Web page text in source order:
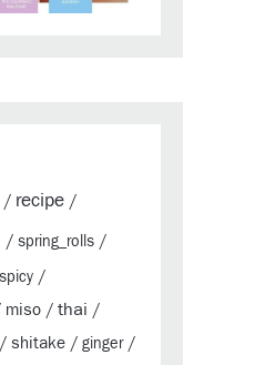
/ recipe /
/ spring_rolls /
spicy /
miso / thai /
/ shitake / ginger/